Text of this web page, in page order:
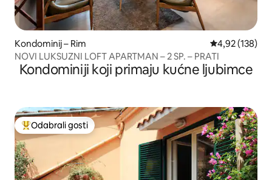
Kondominij – Rim Prosječna
4,92 (138)
NOVI LUKSUZNI LOFT APARTMAN – 2 SP. – PRATI
Kondominiji koji primaju kućne ljubimce
Među najviše rangiranima s oznakom „Odabrali gosti”
Odabrali gosti